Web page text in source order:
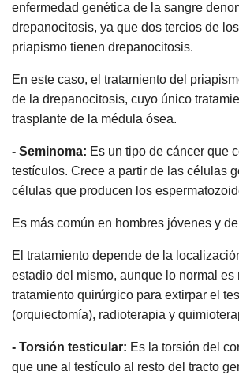
enfermedad genética de la sangre
drepanocitosis, ya que dos tercios de
priapismo tienen drepanocitosis.
En este caso, el tratamiento del
de la drepanocitosis, cuyo único
trasplante de la médula ósea.
- Seminoma: Es un tipo de cáncer que
testículos. Crece a partir de las células
células que producen los
Es más común en hombres jóvenes y
El tratamiento depende de la
estadio del mismo, aunque lo normal es
tratamiento quirúrgico para extirpar el
(orquiectomía), radioterapia y
- Torsión testicular: Es la torsión del
que une al testículo al resto del tracto